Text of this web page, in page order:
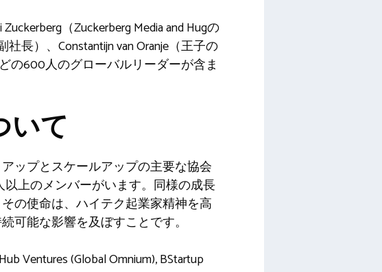
（Zuckerberg Media and Hugの
長）、Constantijn van Oranje（王子の
の600人のグローバルリーダーが含ま
いて
ップとスケールアップの主要な協会
上のメンバーがいます。同様の成長
の使命は、ハイテク起業家精神を高
可能な影響を及ぼすことです。
Ventures (Global Omnium), BStartup